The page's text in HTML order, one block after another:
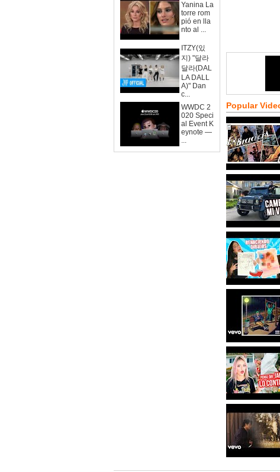
Yanina La
torre rom
pió en lla
nto al ...
ITZY(있
지) "달라
달라(DAL
LA DALL
A)" Dan
c...
WWDC 2
020 Speci
al Event K
eynote —
...
Popular